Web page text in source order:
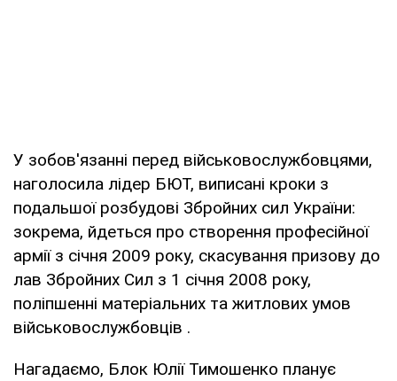
У зобов'язанні перед військовослужбовцями,
наголосила лідер БЮТ, виписані кроки з
подальшої розбудові Збройних сил України:
зокрема, йдеться про створення професійної
армії з січня 2009 року, скасування призову до
лав Збройних Сил з 1 січня 2008 року,
поліпшенні матеріальних та житлових умов
військовослужбовців .
Нагадаємо, Блок Юлії Тимошенко планує